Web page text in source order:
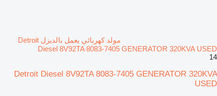
مولد كهربائي يعمل بالديزل Detroit
Diesel 8V92TA 8083-7405 GENERATOR 320KVA USED
14
Detroit Diesel 8V92TA 8083-7405 GENERATOR 320KVA
USED